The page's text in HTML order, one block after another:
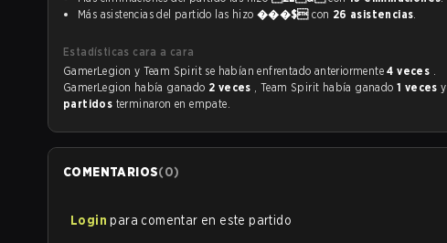
Más asistencias del partido las hizo ���$con 26 asistencias.
Estadísticas cara a cara
GamerLegion y Team Spirit se habían enfrentado anteriormente4 veces .
GamerLegion había ganado 2 veces , Team Spirit había ganado 1 vecesy
partidos terminaron en empate.
COMENTARIOS(0)
Login para comentar en este partido